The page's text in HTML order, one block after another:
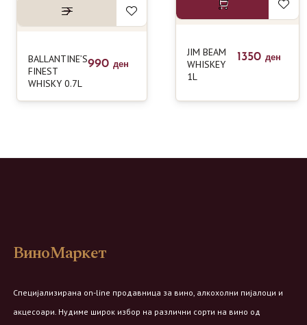
BALLANTINE’S
FINEST
WHISKY 0.7L
990 ден
JIM BEAM
WHISKEY
1L
1350 ден
ВиноМаркет
Специјализирана on-line продавница за вино, алкохолни пијалоци и
акцесоари. Нудиме широк избор на различни сорти на вино од